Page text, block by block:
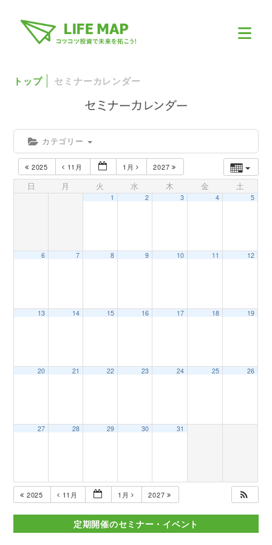
トップ セミナーカレンダー
カテゴリー
2025 11月 1月 2027
日 月 火 水 木 金 土
1 2 3 4 5
6 7 8 9 10 11 12
13 14 15 16 17 18 19
20 21 22 23 24 25 26
27 28 29 30 31
2025 11月 1月 2027
定期開催のセミナー・イベント